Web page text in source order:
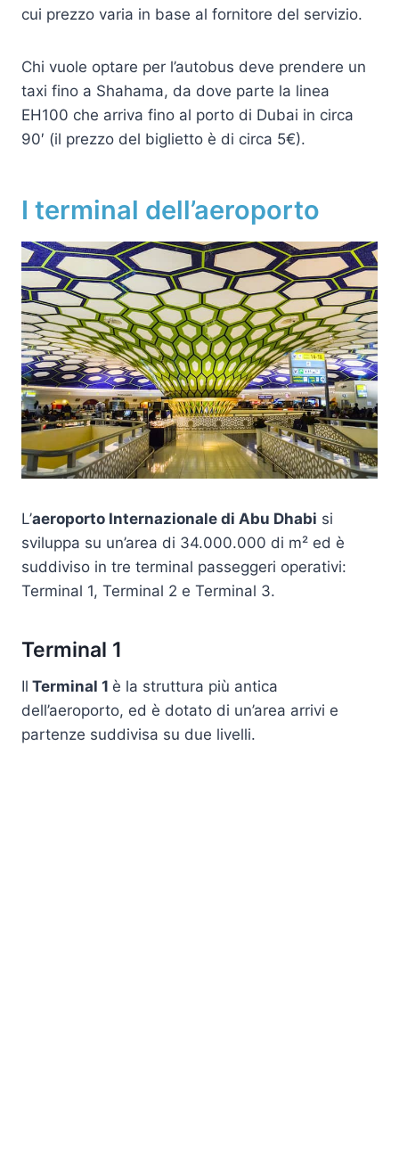
cui prezzo varia in base al fornitore del servizio.
Chi vuole optare per l’autobus deve prendere un
taxi fino a Shahama, da dove parte la linea
EH100 che arriva fino al porto di Dubai in circa
90′ (il prezzo del biglietto è di circa 5€).
I terminal dell’aeroporto
L’aeroporto Internazionale di Abu Dhabi si
sviluppa su un’area di 34.000.000 di m² ed è
suddiviso in tre terminal passeggeri operativi:
Terminal 1, Terminal 2 e Terminal 3.
Terminal 1
Il Terminal 1 è la struttura più antica
dell’aeroporto, ed è dotato di un’area arrivi e
partenze suddivisa su due livelli.